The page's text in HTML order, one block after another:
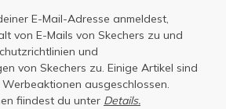
E-Mail-Adresse anmeldest,
von E-Mails von Skechers zu und
und
von Skechers zu. Einige Artikel sind
ausgeschlossen.
fiindest du unter Details.